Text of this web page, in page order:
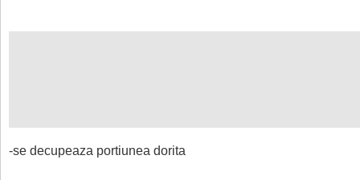
-se decupeaza portiunea dorita